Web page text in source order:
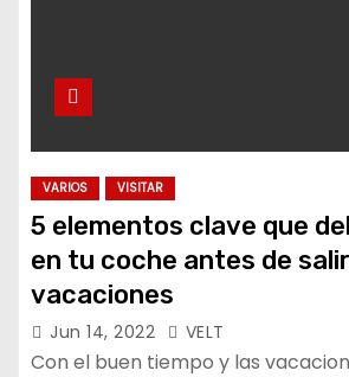
VARIOS VISITAR
5 elementos clave que
en tu coche antes de
vacaciones
Jun 14, 2022 VELT
Con el buen tiempo y las